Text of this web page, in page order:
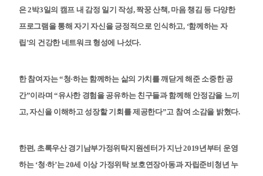
은 2박3일의 캠프 내 감정 일기 작성, 짝꿍 산책, 마음 챙김 등 다양한
프로그램을 통해 자기 자신을 긍정적으로 인식하고, ‘함께하는 자
립’의 건강한 네트워크 형성에 나섰다.
한 참여자는 “청·하는 함께하는 삶의 가치를 깨닫게 해준 소중한 공
간”이라며 “유사한 경험을 공유하는 친구들과 함께해 안정감을 느끼
고, 자신을 이해하고 성장할 기회를 제공한다”고 참여 소감을 밝혔다.
한편, 초록우산 경기남부가정위탁지원센터가 지난 2019년부터 운영
하는 ‘청·하’는 20세 이상 가정위탁 보호연장아동과 자립준비청년 누